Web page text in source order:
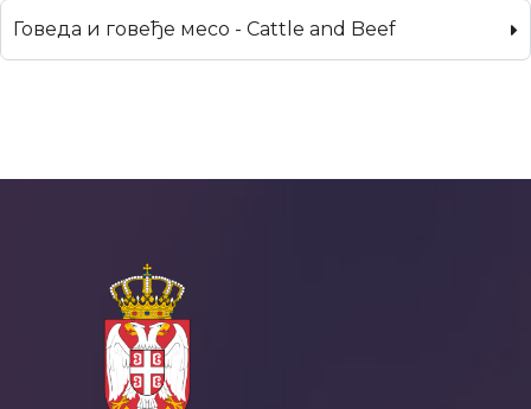
Говеда и говеђе месо - Cattle and Beef